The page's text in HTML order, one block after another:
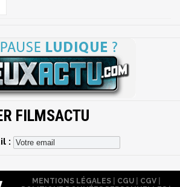
FILMSACTU
:
MENTIONS LÉGALES| CGU| CGV|